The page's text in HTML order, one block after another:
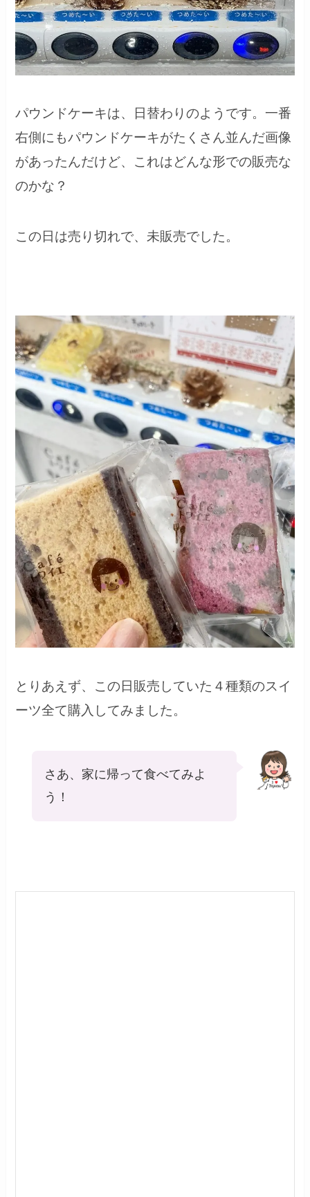
パウンドケーキは、日替わりのようです。一番
右側にもパウンドケーキがたくさん並んだ画像
があったんだけど、これはどんな形での販売な
のかな？
この日は売り切れで、未販売でした。
とりあえず、この日販売していた４種類のスイ
ーツ全て購入してみました。
さあ、家に帰って食べてみよ
う！